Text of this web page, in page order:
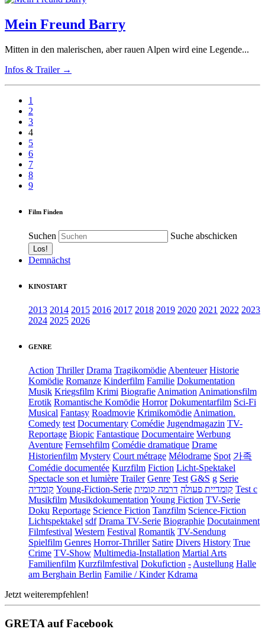
Mein Freund Barry
Mitten in den malerischen, aber rauen Alpen wird eine Legende...
Infos & Trailer →
1
2
3
4
5
6
7
8
9
Film Finden
Suchen Suche abschicken
Demnächst
KINOSTART
2013 2014 2015 2016 2017 2018 2019 2020 2021 2022 2023
2024 2025 2026
GENRE
Action Thriller Drama Tragikomödie Abenteuer Historie
Komödie Romanze Kinderfilm Familie Dokumentation
Musik Kriegsfilm Krimi Biografie Animation Animationsfilm
Erotik Romantische Komödie Horror Dokumentarfilm Sci-Fi
Musical Fantasy Roadmovie Krimikomödie Animation.
Comedy test Documentary Comédie Jugendmagazin TV-
Reportage Biopic Fantastique Documentaire Werbung
Aventure Fernsehfilm Comédie dramatique Drame
Historienfilm Mystery Court métrage Mélodrame Spot 가족
Comédie documentée Kurzfilm Fiction Licht-Spektakel
Spectacle son et lumière Trailer Genre Test G&S g Serie
קומדיה Young-Fiction-Serie קומדיית פעולה דרמה קומית
Test c
Musikfilm Musikdokumentation Young Fiction TV-Serie
Doku Reportage Science Fiction Tanzfilm Science-Fiction
Lichtspektakel sdf Drama TV-Serie Biographie Docutainment
Filmfestival Western Festival Romantik TV-Sendung
Spielfilm Genres Horror-Thriller Satire Divers History True
Crime TV-Show Multimedia-Installation Martial Arts
Familienfilm Kurzfilmfestival Dokufiction - Austellung Halle
am Berghain Berlin Familie / Kinder Kdrama
Jetzt weiterempfehlen!
GRETA auf Facebook